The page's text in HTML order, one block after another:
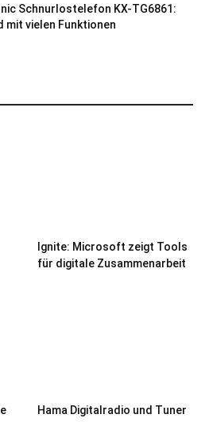
Schnurlostelefon KX-TG6861:
mit vielen Funktionen
Ignite: Microsoft zeigt Tools
für digitale Zusammenarbeit
Hama Digitalradio und Tuner